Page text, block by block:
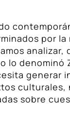
por la
analizar,
lo denominó
generar
culturales,
sobre